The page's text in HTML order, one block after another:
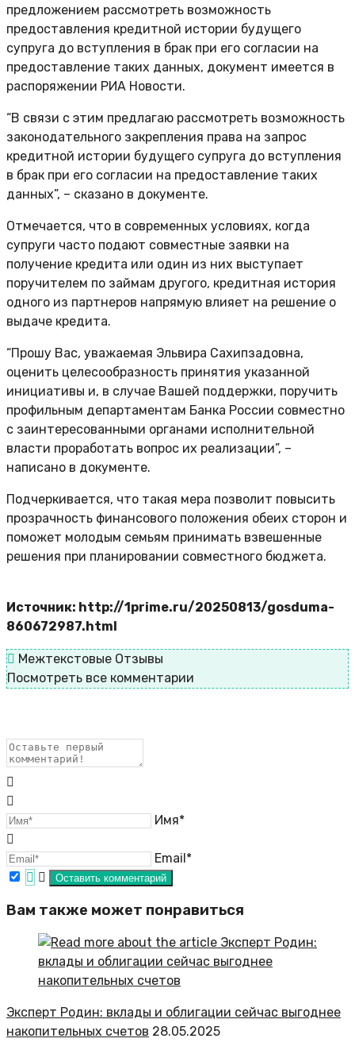
предложением рассмотреть возможность
предоставления кредитной истории будущего
супруга до вступления в брак при его согласии на
предоставление таких данных, документ имеется в
распоряжении РИА Новости.
“В связи с этим предлагаю рассмотреть возможность
законодательного закрепления права на запрос
кредитной истории будущего супруга до вступления
в брак при его согласии на предоставление таких
данных”, – сказано в документе.
Отмечается, что в современных условиях, когда
супруги часто подают совместные заявки на
получение кредита или один из них выступает
поручителем по займам другого, кредитная история
одного из партнеров напрямую влияет на решение о
выдаче кредита.
“Прошу Вас, уважаемая Эльвира Сахипзадовна,
оценить целесообразность принятия указанной
инициативы и, в случае Вашей поддержки, поручить
профильным департаментам Банка России совместно
с заинтересованными органами исполнительной
власти проработать вопрос их реализации”, –
написано в документе.
Подчеркивается, что такая мера позволит повысить
прозрачность финансового положения обеих сторон и
поможет молодым семьям принимать взвешенные
решения при планировании совместного бюджета.
Источник: http://1prime.ru/20250813/gosduma-
860672987.html
Межтекстовые Отзывы
Посмотреть все комментарии
Имя*
Email*
Вам также может понравиться
Эксперт Родин: вклады и облигации сейчас выгоднее
накопительных счетов 28.05.2025